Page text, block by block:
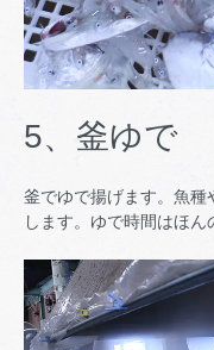
5、釜ゆで
釜でゆで揚げます。魚
します。ゆで時間はほん